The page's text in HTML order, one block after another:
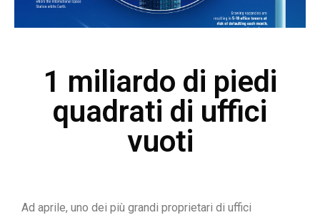
1 miliardo di piedi
quadrati di uffici
vuoti
Ad aprile, uno dei più grandi proprietari di uffici